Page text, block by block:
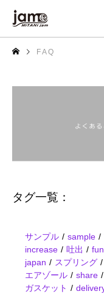
F A Q
タグ一覧：
サンプル sample
increase
吐出
japan
スプリング
エアゾール
share
ガスケット